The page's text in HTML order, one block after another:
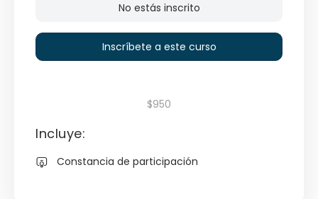
No estás inscrito
Inscríbete a este curso
$950
Incluye:
Constancia de participación